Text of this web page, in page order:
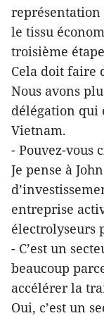
représentation
le tissu
troisième
Cela doit faire
Nous avons
délégation qui
Vietnam.
- Pouvez-vous
Je pense à
entreprise
électrolyseurs
- C’est un
beaucoup
accélérer la
Oui, c’est un